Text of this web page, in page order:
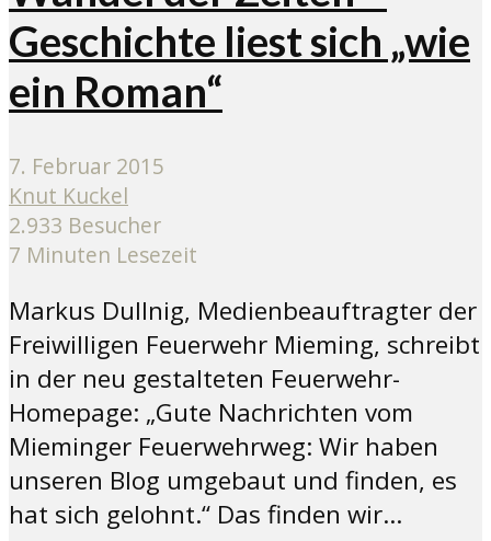
Geschichte liest sich „wie
ein Roman“
7. Februar 2015
Knut Kuckel
2.933 Besucher
7 Minuten Lesezeit
Markus Dullnig, Medienbeauftragter der
Freiwilligen Feuerwehr Mieming, schreibt
in der neu gestalteten Feuerwehr-
Homepage: „Gute Nachrichten vom
Mieminger Feuerwehrweg: Wir haben
unseren Blog umgebaut und finden, es
hat sich gelohnt.“ Das finden wir...